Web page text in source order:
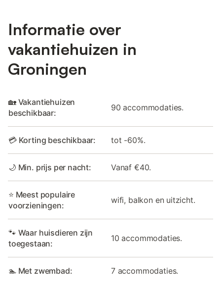
Informatie over
vakantiehuizen in
Groningen
🏡 Vakantiehuizen
beschikbaar:
90 accommodaties.
💳 Korting beschikbaar: tot -60%.
🌙 Min. prijs per nacht: Vanaf €40.
⭐ Meest populaire
voorzieningen:
wifi, balkon en uitzicht.
🐾 Waar huisdieren zijn
toegestaan:
10 accommodaties.
🏊 Met zwembad: 7 accommodaties.